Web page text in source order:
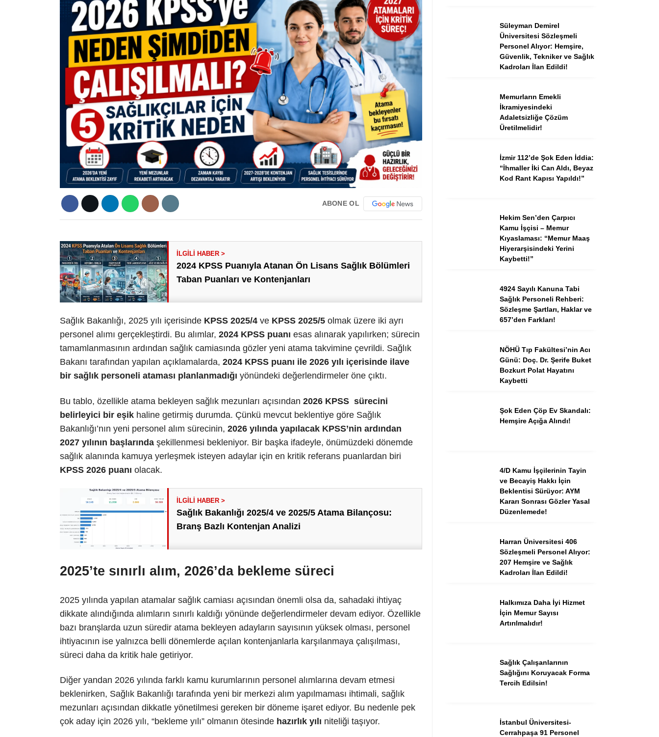
WhatsApp İhbar
Youtube
ABONE OL
2024 KPSS Puanıyla Atanan Ön Lisans Sağlık Bölümleri
Taban Puanları ve Kontenjanları
Sağlık Bakanlığı, 2025 yılı içerisinde KPSS 2025/4 ve KPSS 2025/5 olmak üzere iki ayrı
personel alımı gerçekleştirdi. Bu alımlar, 2024 KPSS puanı esas alınarak yapılırken; sürecin
tamamlanmasının ardından sağlık camiasında gözler yeni atama takvimine çevrildi. Sağlık
Bakanı tarafından yapılan açıklamalarda, 2024 KPSS puanı ile 2026 yılı içerisinde ilave
bir sağlık personeli ataması planlanmadığı yönündeki değerlendirmeler öne çıktı.
Bu tablo, özellikle atama bekleyen sağlık mezunları açısından 2026 KPSS sürecini
belirleyici bir eşik haline getirmiş durumda. Çünkü mevcut beklentiye göre Sağlık
Bakanlığı’nın yeni personel alım sürecinin, 2026 yılında yapılacak KPSS’nin ardından
2027 yılının başlarında şekillenmesi bekleniyor. Bir başka ifadeyle, önümüzdeki dönemde
sağlık alanında kamuya yerleşmek isteyen adaylar için en kritik referans puanlardan biri
KPSS 2026 puanı olacak.
Sağlık Bakanlığı 2025/4 ve 2025/5 Atama Bilançosu:
Branş Bazlı Kontenjan Analizi
2025’te sınırlı alım, 2026’da bekleme süreci
2025 yılında yapılan atamalar sağlık camiası açısından önemli olsa da, sahadaki ihtiyaç
dikkate alındığında alımların sınırlı kaldığı yönünde değerlendirmeler devam ediyor. Özellikle
bazı branşlarda uzun süredir atama bekleyen adayların sayısının yüksek olması, personel
ihtiyacının ise yalnızca belli dönemlerde açılan kontenjanlarla karşılanmaya çalışılması,
süreci daha da kritik hale getiriyor.
Diğer yandan 2026 yılında farklı kamu kurumlarının personel alımlarına devam etmesi
beklenirken, Sağlık Bakanlığı tarafında yeni bir merkezi alım yapılmaması ihtimali, sağlık
mezunları açısından dikkatle yönetilmesi gereken bir döneme işaret ediyor. Bu nedenle pek
çok aday için 2026 yılı, “bekleme yılı” olmanın ötesinde hazırlık yılı niteliği taşıyor.
Süleyman Demirel
Üniversitesi Sözleşmeli
Personel Alıyor: Hemşire,
Güvenlik, Tekniker ve Sağlık
Kadroları İlan Edildi!
Memurların Emekli
İkramiyesindeki
Adaletsizliğe Çözüm
Üretilmelidir!
İzmir 112’de Şok Eden İddia:
“İhmaller İki Can Aldı, Beyaz
Kod Rant Kapısı Yapıldı!”
Hekim Sen’den Çarpıcı
Kamu İşçisi – Memur
Kıyaslaması: “Memur Maaş
Hiyerarşisindeki Yerini
Kaybetti!”
4924 Sayılı Kanuna Tabi
Sağlık Personeli Rehberi:
Sözleşme Şartları, Haklar ve
657’den Farkları!
NÖHÜ Tıp Fakültesi’nin Acı
Günü: Doç. Dr. Şerife Buket
Bozkurt Polat Hayatını
Kaybetti
Şok Eden Çöp Ev Skandalı:
Hemşire Açığa Alındı!
4/D Kamu İşçilerinin Tayin
ve Becayiş Hakkı İçin
Beklentisi Sürüyor: AYM
Kararı Sonrası Gözler Yasal
Düzenlemede!
Harran Üniversitesi 406
Sözleşmeli Personel Alıyor:
207 Hemşire ve Sağlık
Kadroları İlan Edildi!
Halkımıza Daha İyi Hizmet
İçin Memur Sayısı
Artırılmalıdır!
Sağlık Çalışanlarının
Sağlığını Koruyacak Forma
Tercih Edilsin!
İstanbul Üniversitesi-
Cerrahpaşa 91 Personel